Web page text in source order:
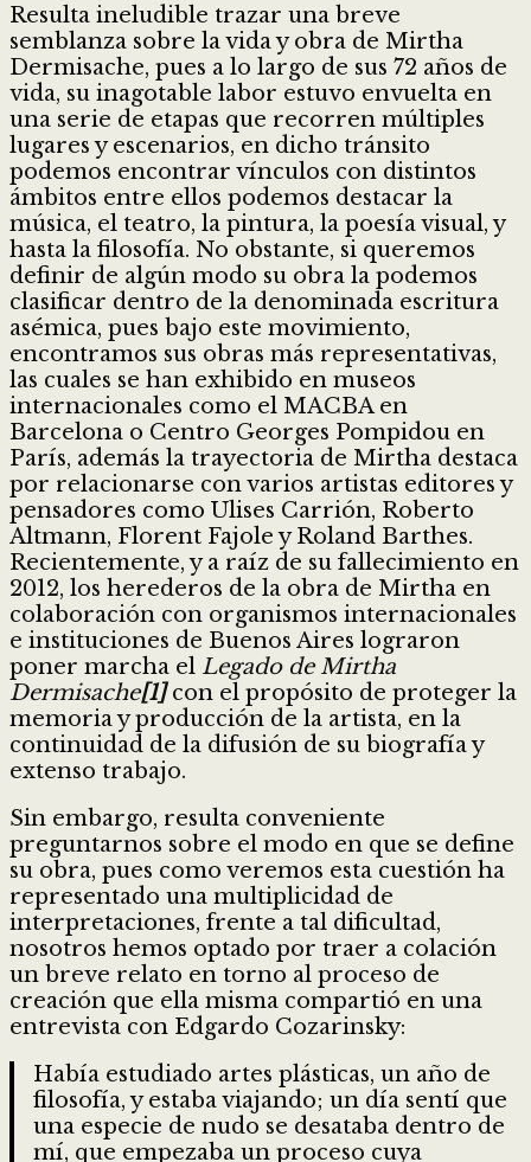
Resulta ineludible trazar una breve
semblanza sobre la vida y obra de Mirtha
Dermisache, pues a lo largo de sus 72 años de
vida, su inagotable labor estuvo envuelta en
una serie de etapas que recorren múltiples
lugares y escenarios, en dicho tránsito
podemos encontrar vínculos con distintos
ámbitos entre ellos podemos destacar la
música, el teatro, la pintura, la poesía visual, y
hasta la filosofía. No obstante, si queremos
definir de algún modo su obra la podemos
clasificar dentro de la denominada escritura
asémica, pues bajo este movimiento,
encontramos sus obras más representativas,
las cuales se han exhibido en museos
internacionales como el MACBA en
Barcelona o Centro Georges Pompidou en
París, además la trayectoria de Mirtha destaca
por relacionarse con varios artistas editores y
pensadores como Ulises Carrión, Roberto
Altmann, Florent Fajole y Roland Barthes.
Recientemente, y a raíz de su fallecimiento en
2012, los herederos de la obra de Mirtha en
colaboración con organismos internacionales
e instituciones de Buenos Aires lograron
poner marcha el Legado de Mirtha
Dermisache[1]con el propósito de proteger la
memoria y producción de la artista, en la
continuidad de la difusión de su biografía y
extenso trabajo.
Sin embargo, resulta conveniente
preguntarnos sobre el modo en que se define
su obra, pues como veremos esta cuestión ha
representado una multiplicidad de
interpretaciones, frente a tal dificultad,
nosotros hemos optado por traer a colación
un breve relato en torno al proceso de
creación que ella misma compartió en una
entrevista con Edgardo Cozarinsky:
Había estudiado artes plásticas, un año de
filosofía, y estaba viajando; un día sentí que
una especie de nudo se desataba dentro de
mí, que empezaba un proceso cuya